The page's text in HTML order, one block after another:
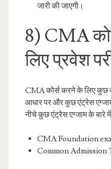
जारी की जाएगी।
8) CMA
लिए प्रवेश
CMA कोर्स करने के लिए कुछ
आधार पर और कुछ एंट्रेस
नीचे कुछ एंट्रेस एग्जाम के बारे में
CMA Foundation
Common Admission